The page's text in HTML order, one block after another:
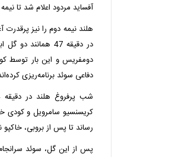
آفساید مردود اعلام شد تا نیمه نخست با برتری
هلند نیمه دوم را نیز
در دقیقه 47
دومفریس و این بار توسط
دفاعی سوئد برنامه‌ریزی
کریسنسیو سامرویل و کودی
رساند تا پس از بروبی، خاکپو